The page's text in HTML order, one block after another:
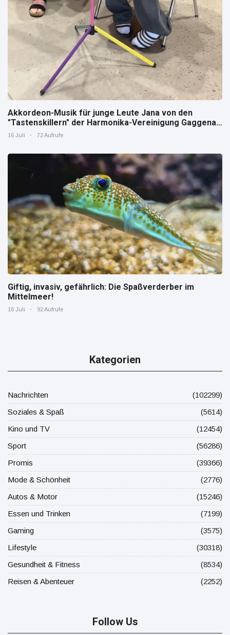
Akkordeon-Musik für junge Leute Jana von den
"Tastenskillern" der Harmonika-Vereinigung Gaggenau
zeigt, wie "jung" das Instrument sein kann.
16 Juli 72 Aufrufe
Giftig, invasiv, gefährlich: Die Spaßverderber im
Mittelmeer!
16 Juli 92 Aufrufe
Kategorien
Nachrichten
(102299)
Soziales & Spaß
(5614)
Kino und TV
(12454)
Sport
(56286)
Promis
(39366)
Mode & Schönheit
(2776)
Autos & Motor
(15246)
Essen und Trinken
(7199)
Gaming
(3575)
Lifestyle
(30318)
Gesundheit & Fitness
(8534)
Reisen & Abenteuer
(2252)
Follow Us